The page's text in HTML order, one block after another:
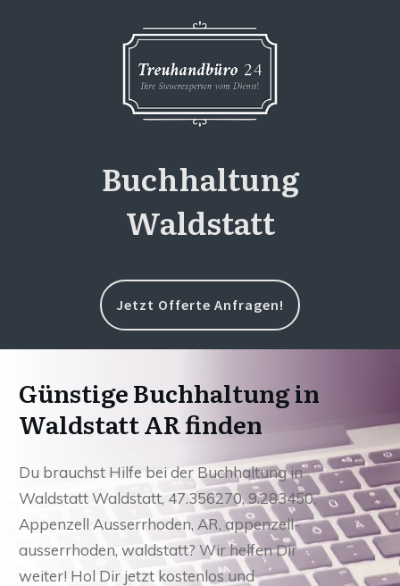
Buchhaltung
Waldstatt
Jetzt Offerte Anfragen!
Günstige Buchhaltung in
Waldstatt AR finden
Du brauchst Hilfe bei der Buchhaltung in
Waldstatt Waldstatt, 47.356270, 9.283450,
Appenzell Ausserrhoden, AR, appenzell-
ausserrhoden, waldstatt? Wir helfen Dir
weiter! Hol Dir jetzt kostenlos und